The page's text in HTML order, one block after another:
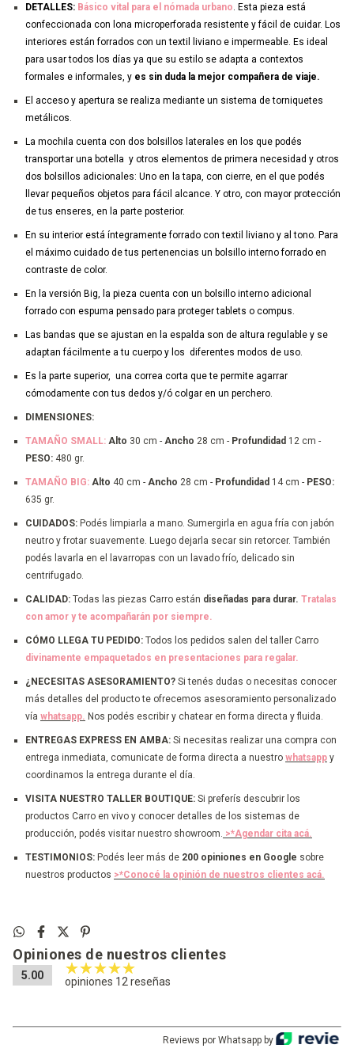
DETALLES: Básico vital para el nómada urbano . Esta pieza está
confeccionada con lona microperforada resistente y fácil de cuidar. Los
interiores están forrados con un textil liviano e impermeable. Es ideal
para usar todos los días ya que su estilo se adapta a contextos
formales e informales, y es sin duda la mejor compañera de viaje.
El acceso y apertura se realiza mediante un sistema de torniquetes
metálicos.
La mochila cuenta con dos bolsillos laterales en los que podés
transportar una botella y otros elementos de primera necesidad y otros
dos bolsillos adicionales: Uno en la tapa, con cierre, en el que podés
llevar pequeños objetos para fácil alcance. Y otro, con mayor protección
de tus enseres, en la parte posterior.
En su interior está íntegramente forrado con textil liviano y al tono. Para
el máximo cuidado de tus pertenencias un bolsillo interno forrado en
contraste de color.
En la versión Big, la pieza cuenta con un bolsillo interno adicional
forrado con espuma pensado para proteger tablets o compus.
Las bandas que se ajustan en la espalda son de altura regulable y se
adaptan fácilmente a tu cuerpo y los diferentes modos de uso.
Es la parte superior, una correa corta que te permite agarrar
cómodamente con tus dedos y/ó colgar en un perchero.
DIMENSIONES:
TAMAÑO SMALL: Alto 30 cm - Ancho 28 cm - Profundidad 12 cm -
PESO: 480 gr.
TAMAÑO BIG: Alto 40 cm - Ancho 28 cm - Profundidad 14 cm - PESO:
635 gr.
CUIDADOS: Podés limpiarla a mano. Sumergirla en agua fría con jabón
neutro y frotar suavemente. Luego dejarla secar sin retorcer. También
podés lavarla en el lavarropas con un lavado frío, delicado sin
centrifugado.
CALIDAD: Todas las piezas Carro están diseñadas para durar. Tratalas
con amor y te acompañarán por siempre.
CÓMO LLEGA TU PEDIDO: Todos los pedidos salen del taller Carro
divinamente empaquetados en presentaciones para regalar.
¿NECESITAS ASESORAMIENTO? Si tenés dudas o necesitas conocer
más detalles del producto te ofrecemos asesoramiento personalizado
vía whatsapp. Nos podés escribir y chatear en forma directa y fluida.
ENTREGAS EXPRESS EN AMBA: Si necesitas realizar una compra con
entrega inmediata, comunicate de forma directa a nuestro whatsapp y
coordinamos la entrega durante el día.
VISITA NUESTRO TALLER BOUTIQUE: Si preferís descubrir los
productos Carro en vivo y conocer detalles de los sistemas de
producción, podés visitar nuestro showroom. >*Agendar cita acá.
TESTIMONIOS: Podés leer más de 200 opiniones en Google sobre
nuestros productos >*Conocé la opinión de nuestros clientes acá.
Opiniones de nuestros clientes
5.00 opiniones 12 reseñas
Reviews por Whatsapp by